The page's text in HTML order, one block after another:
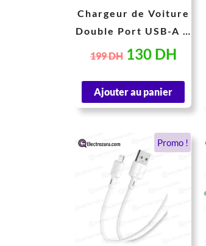
Chargeur de Voiture
Double Port USB-A &
Type-C (38W)
199DH 130 DH
Ajouter au panier
Promo !
prix
initial
était :
40 DH.
Le